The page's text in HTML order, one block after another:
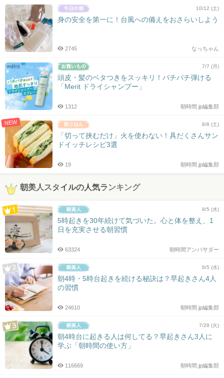
10/12 (土)
身の安全を第一に！台風への備えをおさらいしよう
なっちゃん
2745
7/7 (月)
頭皮・髪のベタつきをスッキリ！パチパチ弾ける
「Merit ドライシャンプー」
朝時間.jp編集部
1312
NEW 8/8 (土)
「切って挟むだけ」火を使わない！具だくさんサン
ドイッチレシピ3選
朝時間.jp編集部
19
朝美人スタイルの人気ランキング
8/5 (水)
5時起きを30年続けて気づいた。心と体を整え、1
日を充実させる朝習慣
朝時間アンバサダー
63324
8/5 (水)
朝4時・5時台起きを続ける秘訣は？早起きさん4人
の習慣
朝時間.jp編集部
24610
7/28 (火)
朝4時台に起きる人は何してる？早起きさん3人に
学ぶ「朝時間の使い方」
朝時間.jp編集部
116669